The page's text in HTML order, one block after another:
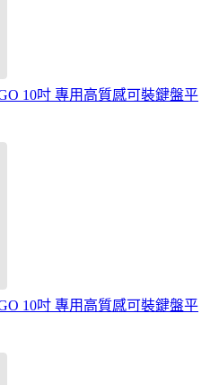
10吋 專用高質感可裝鍵盤平
10吋 專用高質感可裝鍵盤平